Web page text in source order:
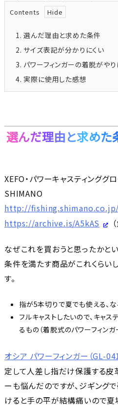
Contents
1. 選んだ理由と求めた条件
2. サイズ表記が分かりにくい
3. パワーフィンガーの着脱がやり
4. 実際に使用した感想
選んだ理由と求めた
XEFO・パワーキャスティンググ
SHIMANO
http://
https://archive.is/A5kAS
なぜこれを買おうと思ったかと
条件を満たす商品がこれくらい
す。
指が5本切りで夏でも使える、
フルキャストしたいので、キャ
るもの（着脱式のパワーフィンガ
オシア パワーフィンガー（GL-
定して人差し指だけ保護する皮
ーも悩んだのですが、ジギング
けると手の平が結構痛いので夏